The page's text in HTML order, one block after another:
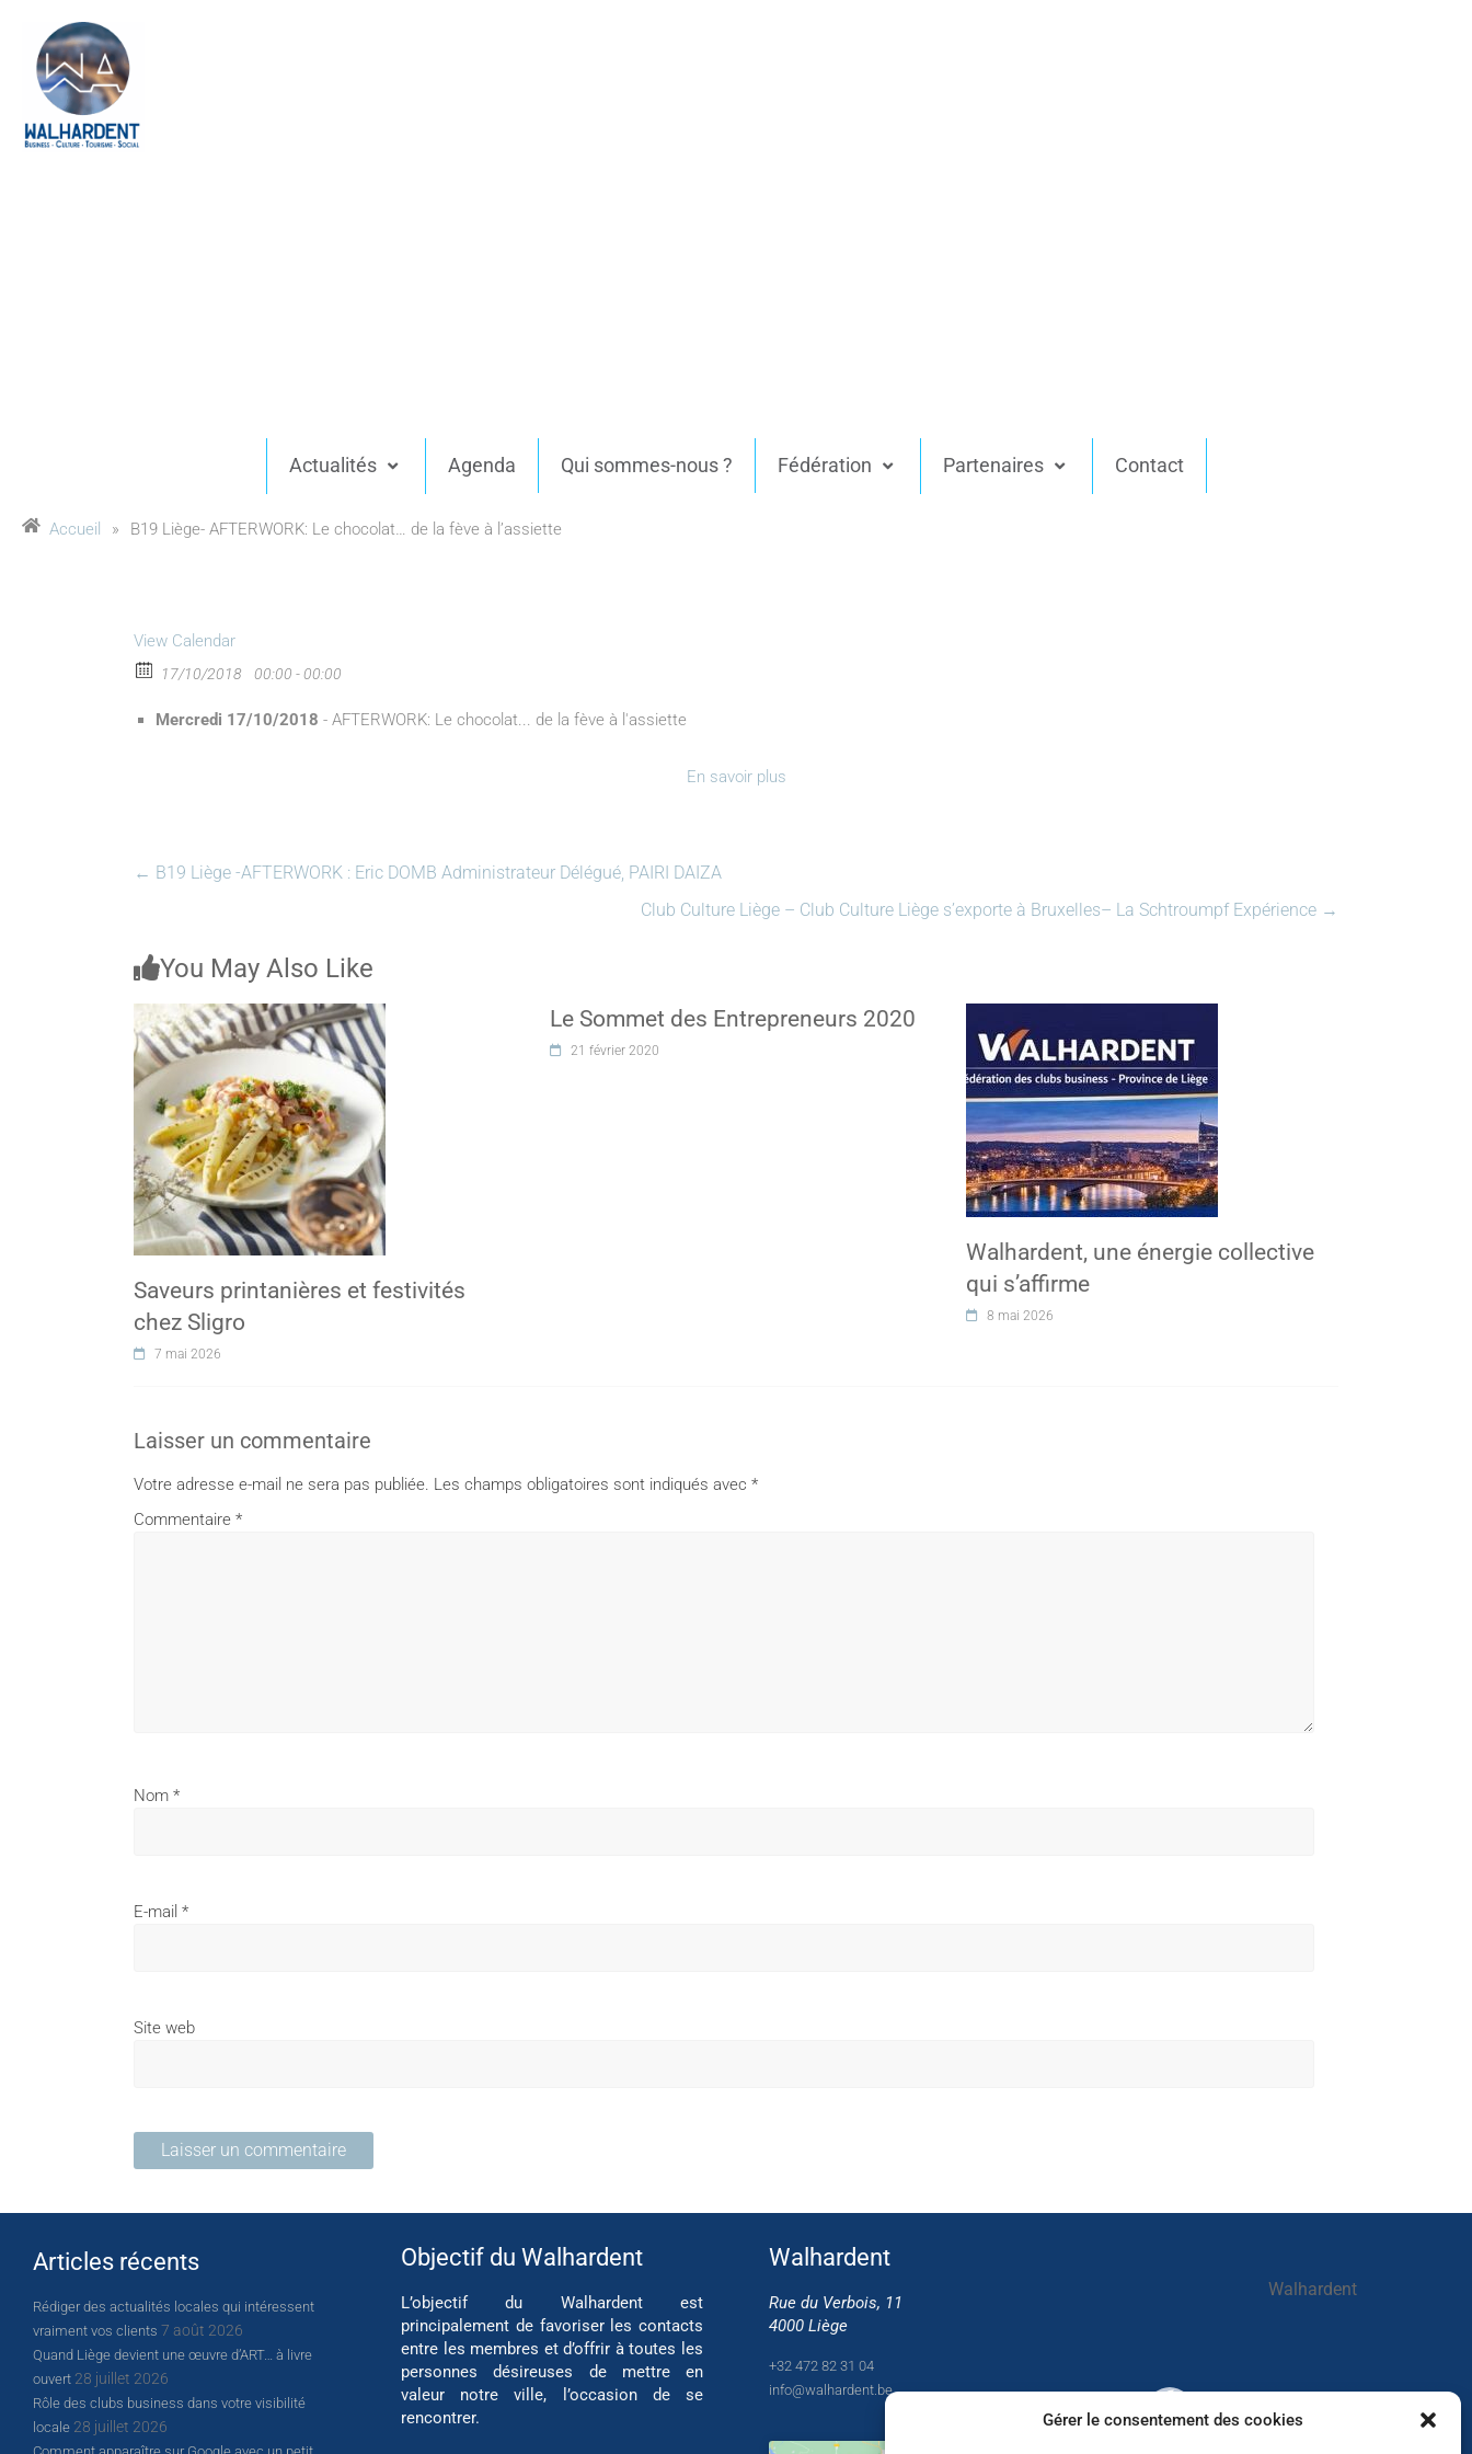
Gérer le consentement des cookies
Actualités Agenda Qui sommes-nous ? Fédération Partenaires Contact
Accueil » B19 Liège- AFTERWORK: Le chocolat… de la fève à l’assiette
View Calendar
17/10/2018 00:00 - 00:00
Mercredi 17/10/2018 - AFTERWORK: Le chocolat... de la fève à l'assiette
En savoir plus
← B19 Liège -AFTERWORK : Eric DOMB Administrateur Délégué, PAIRI DAIZA
Club Culture Liège – Club Culture Liège s’exporte à Bruxelles– La Schtroumpf Expérience →
You May Also Like
Saveurs printanières et festivités
chez Sligro
7 mai 2026
Le Sommet des Entrepreneurs 2020
21 février 2020
Walhardent, une énergie collective
qui s’affirme
8 mai 2026
Laisser un commentaire
Votre adresse e-mail ne sera pas publiée. Les champs obligatoires sont indiqués avec *
Commentaire *
Nom *
E-mail *
Site web
Articles récents
Rédiger des actualités locales qui intéressent
vraiment vos clients 7 août 2026
Quand Liège devient une œuvre d’ART… à livre
ouvert 28 juillet 2026
Rôle des clubs business dans votre visibilité
locale 28 juillet 2026
Objectif du Walhardent
L’objectif du Walhardent est
principalement de favoriser les contacts
entre les membres et d’offrir à toutes les
personnes désireuses de mettre en
valeur notre ville, l’occasion de se
rencontrer.
Walhardent
Rue du Verbois, 11
4000 Liège
+32 472 82 31 04
info@walhardent.be
Walhardent
2 days ago